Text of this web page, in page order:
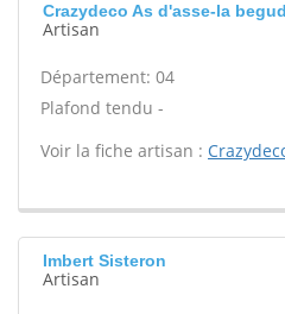
Crazydeco As d'asse-la
Artisan
Département: 04
Plafond tendu -
Voir la fiche artisan :
Imbert Sisteron
Artisan